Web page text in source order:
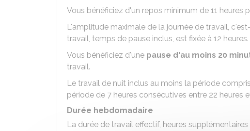
Vous bénéficiez d'un repos minimum de 11 heures
L'amplitude maximale de la journée de travail,
travail, temps de pause inclus, est fixée à 12 heures.
Vous bénéficiez d'une pause d'au moins 20
travail.
Le travail de nuit inclus au moins la période
période de 7 heures consécutives entre 22 heures
Durée hebdomadaire
La durée de travail effectif, heures